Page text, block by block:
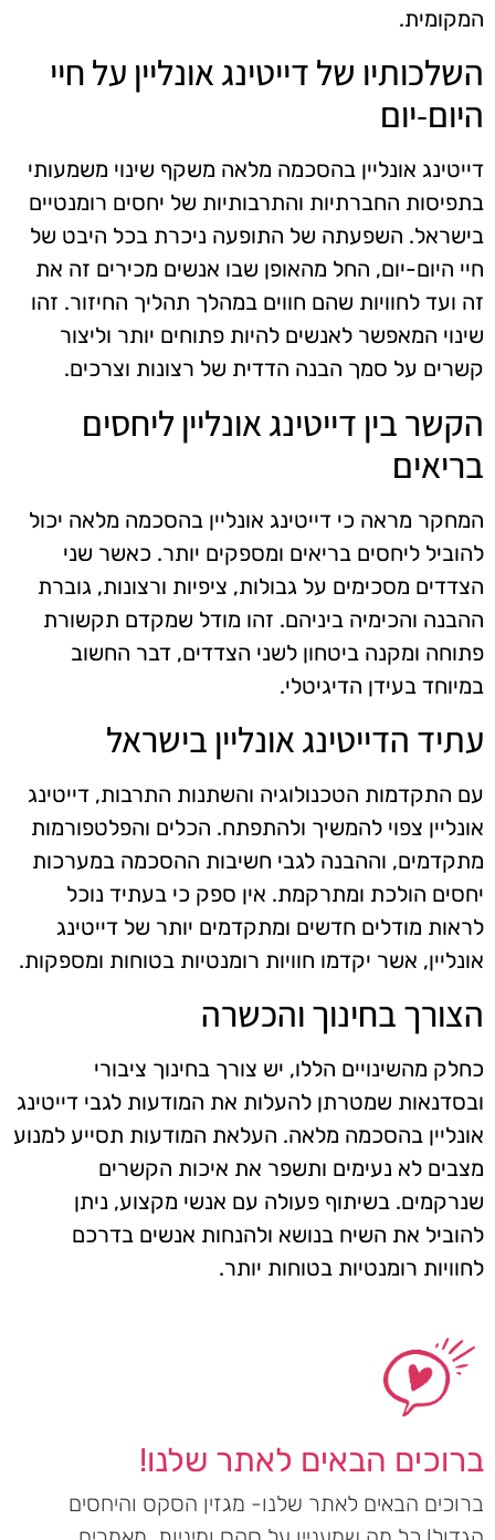
המקומית.
השלכותיו של דייטינג אונליין על חיי
היום-יום
דייטינג אונליין בהסכמה מלאה משקף שינוי משמעותי
בתפיסות החברתיות והתרבותיות של יחסים רומנטיים
בישראל. השפעתה של התופעה ניכרת בכל היבט של
חיי היום-יום, החל מהאופן שבו אנשים מכירים זה את
זה ועד לחוויות שהם חווים במהלך תהליך החיזור. זהו
שינוי המאפשר לאנשים להיות פתוחים יותר וליצור
קשרים על סמך הבנה הדדית של רצונות וצרכים.
הקשר בין דייטינג אונליין ליחסים
בריאים
המחקר מראה כי דייטינג אונליין בהסכמה מלאה יכול
להוביל ליחסים בריאים ומספקים יותר. כאשר שני
הצדדים מסכימים על גבולות, ציפיות ורצונות, גוברת
ההבנה והכימיה ביניהם. זהו מודל שמקדם תקשורת
פתוחה ומקנה ביטחון לשני הצדדים, דבר החשוב
במיוחד בעידן הדיגיטלי.
עתיד הדייטינג אונליין בישראל
עם התקדמות הטכנולוגיה והשתנות התרבות, דייטינג
אונליין צפוי להמשיך ולהתפתח. הכלים והפלטפורמות
מתקדמים, וההבנה לגבי חשיבות ההסכמה במערכות
יחסים הולכת ומתרקמת. אין ספק כי בעתיד נוכל
לראות מודלים חדשים ומתקדמים יותר של דייטינג
אונליין, אשר יקדמו חוויות רומנטיות בטוחות ומספקות.
הצורך בחינוך והכשרה
כחלק מהשינויים הללו, יש צורך בחינוך ציבורי
ובסדנאות שמטרתן להעלות את המודעות לגבי דייטינג
אונליין בהסכמה מלאה. העלאת המודעות תסייע למנוע
מצבים לא נעימים ותשפר את איכות הקשרים
שנרקמים. בשיתוף פעולה עם אנשי מקצוע, ניתן
להוביל את השיח בנושא ולהנחות אנשים בדרכם
לחוויות רומנטיות בטוחות יותר.
ברוכים הבאים לאתר שלנו!
ברוכים הבאים לאתר שלנו- מגזין הסקס והיחסים